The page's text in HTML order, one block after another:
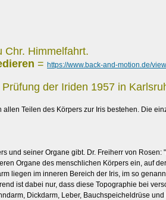
Chr. Himmelfahrt.
= https://www.back-and-motion.de/
der Iriden 1957 in
Teilen des Körpers zur Iris bestehen. Die
seiner Organe gibt. Dr. Freiherr von
Organe des menschlichen Körpers ein, auf
liegen im inneren Bereich der Iris, im so
ist dabei nur, dass diese Topographie bei
Dickdarm, Leber, Bauchspeicheldrüse